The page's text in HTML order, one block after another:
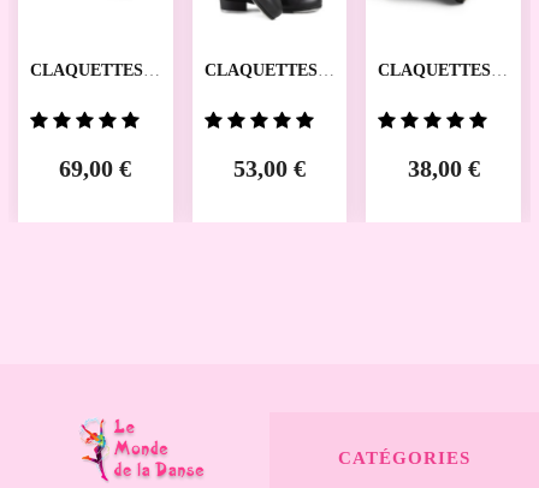
CLAQUETTES
69,00 €
CLAQUETTES
CAPEZIO
53,00 €
CLAQUETTES
CAPEZIO
38,00 €
CATÉGORIES